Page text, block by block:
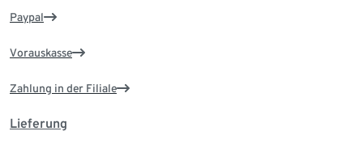
Paypal
Vorauskasse
Zahlung in der Filiale
Lieferung